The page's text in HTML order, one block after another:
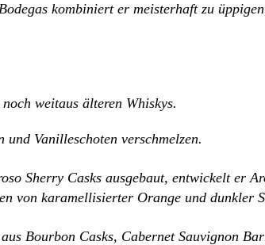
kombiniert er meisterhaft zu
weitaus älteren Whiskys.
Vanilleschoten verschmelzen.
Sherry Casks ausgebaut, entwickelt er
von karamellisierter Orange und dunkler
Bourbon Casks, Cabernet Sauvignon